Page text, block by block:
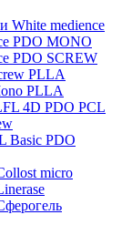
White medience
PDO MONO
PDO SCREW
PLLA
PLLA
4D PDO PCL
Basic PDO
micro